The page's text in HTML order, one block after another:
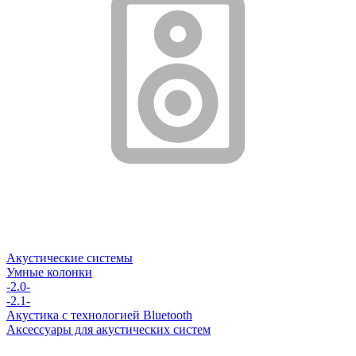
Акустические системы
Умные колонки
-2.0-
-2.1-
Акустика с технологией Bluetooth
Аксессуары для акустических систем